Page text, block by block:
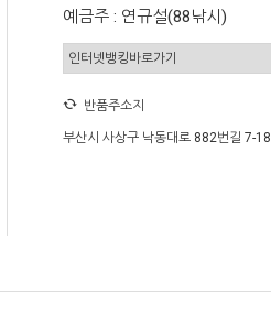
예금주 : 연규설(88낚시)
반품주소지
부산시 사상구 낙동대로 882번길 7-18